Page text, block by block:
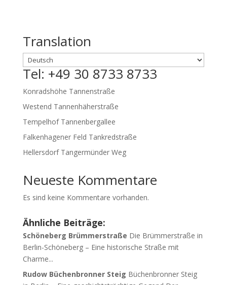
Translation
Tel: +49 30 8733 8733
Konradshöhe Tannenstraße
Westend Tannenhäherstraße
Tempelhof Tannenbergallee
Falkenhagener Feld Tankredstraße
Hellersdorf Tangermünder Weg
Neueste Kommentare
Es sind keine Kommentare vorhanden.
Ähnliche Beiträge:
Schöneberg Brümmerstraße Die Brümmerstraße in
Berlin-Schöneberg – Eine historische Straße mit
Charme...
Rudow Büchenbronner Steig Büchenbronner Steig